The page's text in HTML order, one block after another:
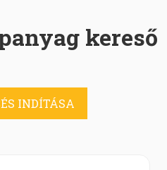
kereső
INDÍTÁSA